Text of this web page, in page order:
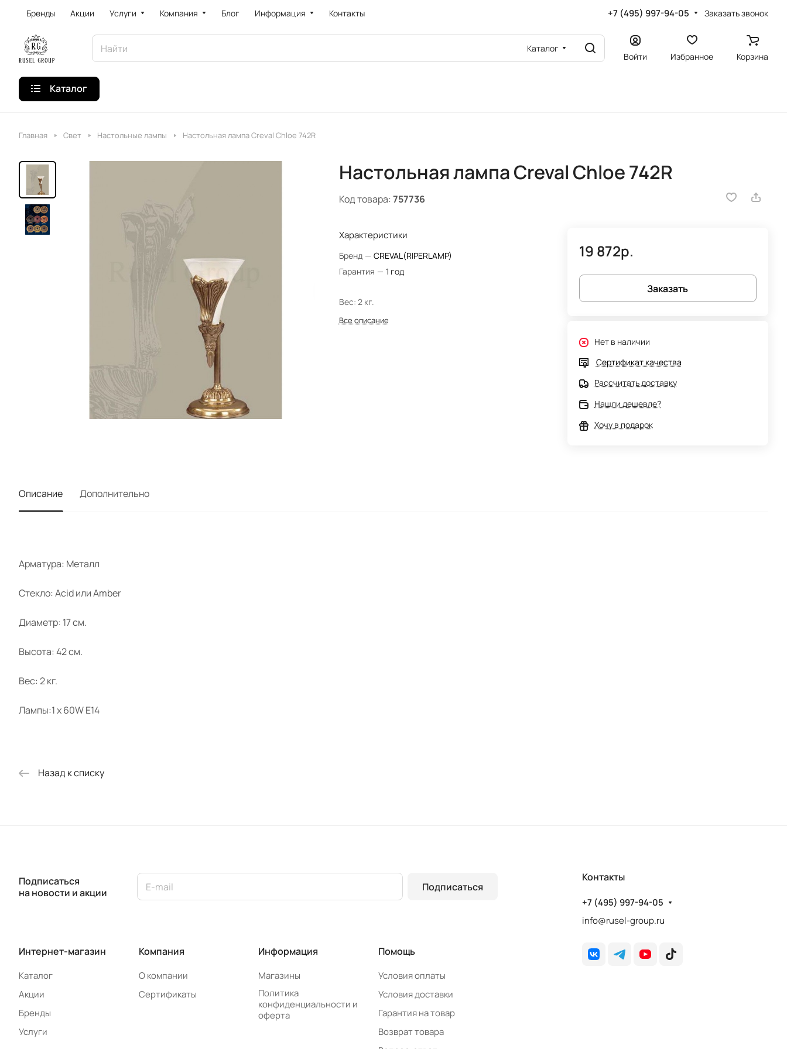
Бренды Акции Услуги Компания Блог Информация Контакты +7 (495) 997-94-05 Заказать звонок
Каталог
Войти Избранное Корзина
Каталог
Главная Свет Настольные лампы Настольная лампа Creval Chloe 742R
Настольная лампа Creval Chloe 742R
Код товара:757736
Характеристики
Бренд — CREVAL(RIPERLAMP)
Гарантия — 1 год
Вес: 2 кг.
Все описание
19 872р.
Заказать
Нет в наличии
Сертификат качества
Рассчитать доставку
Нашли дешевле?
Хочу в подарок
Описание Дополнительно
Арматура: Металл
Стекло: Acid или Amber
Диаметр: 17 см.
Высота: 42 см.
Вес: 2 кг.
Лампы:1 х 60W E14
Назад к списку
Подписаться
на новости и акции
Подписаться
Интернет-магазин
Каталог
Акции
Бренды
Услуги
Компания
О компании
Сертификаты
Информация
Магазины
Политика
конфиденциальности и
оферта
Помощь
Условия оплаты
Условия доставки
Гарантия на товар
Возврат товара
Контакты
+7 (495) 997-94-05
info@rusel-group.ru